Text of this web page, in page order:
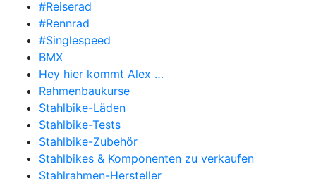
#Reiserad
#Rennrad
#Singlespeed
BMX
Hey hier kommt Alex …
Rahmenbaukurse
Stahlbike-Läden
Stahlbike-Tests
Stahlbike-Zubehör
Stahlbikes & Komponenten zu verkaufen
Stahlrahmen-Hersteller